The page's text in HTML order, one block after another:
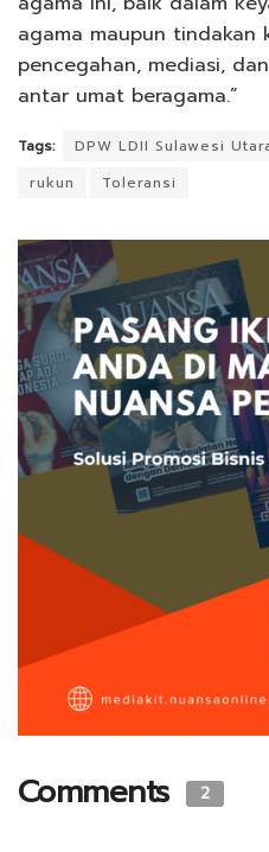
agama maupun tindakan
pencegahan, mediasi,
antar umat beragama.”
Tags: DPW LDII Sulawesi
rukun
Toleransi
Comments 2